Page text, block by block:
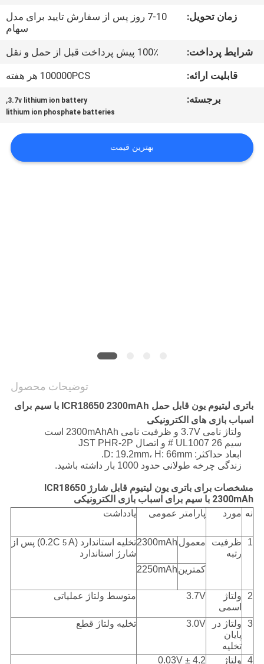
کنترل
بگیرید
زمان تحویل:
7-10 روز پس از سفارش تایید برای مدل
سهام
شرایط پرداخت:
100٪ پیش پرداخت قبل از حمل و نقل
قابلیت ارائه:
100000PCS هر هفته
برجسته:
3.7v lithium ion battery
,
lithium ion phosphate batteries
بهترین قیمت
توضیحات محصول
باتری لیتیوم یون قابل حمل ICR18650 2300mAh با سیم برای
اسباب بازی های الکترونیکی
ولتاژ نامی 3.7V و ظرفیت نامی 2300mAhAh است
سیم UL1007 26 # و اتصال JST PHR-2P
ابعاد حداکثر: D: 19.2mm، H: 66mm.
زندگی چرخه طولانی حدود 1000 بار داشته باشید.
مشخصات برای باتری یون لیتیوم قابل شارژ ICR18650
2300mAh با سیم برای اسباب بازی الکترونیکی
نه مورد پارامتر عمومی یادداشت
1
ظرفیت
رتبه
معمول 2300mAhتخلیه استاندارد (0.2C 5
A) پس از
شارژ استاندارد
کمترین2250mAh
2
ولتاژ
اسمی
3.7V متوسط ​​ولتاژ عملیاتی
3
ولتاژ در
پایان
تخلیه
3.0V تخلیه ولتاژ قطع
4
ولتاژ
4.2 ± 0.03V